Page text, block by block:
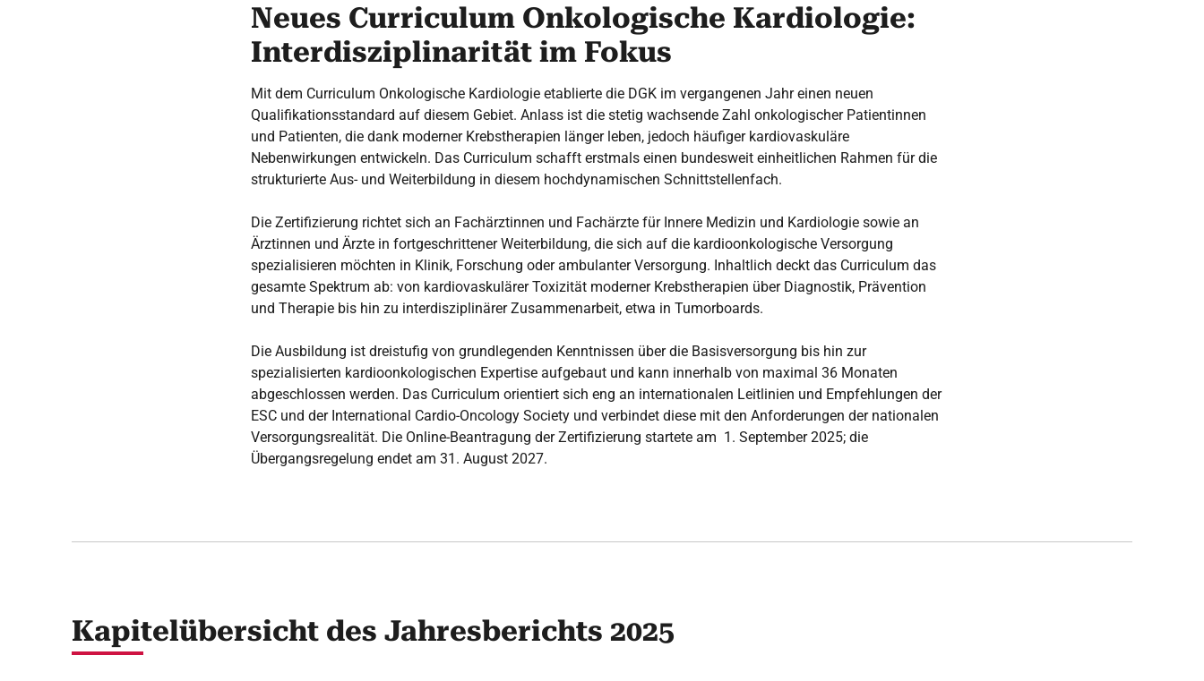
Neues Curriculum Onkologische Kardiologie:
Interdisziplinarität im Fokus
Mit dem Curriculum Onkologische Kardiologie etablierte die DGK im vergangenen Jahr einen neuen
Qualifikationsstandard auf diesem Gebiet. Anlass ist die stetig wachsende Zahl onkologischer Patientinnen
und Patienten, die dank moderner Krebstherapien länger leben, jedoch häufiger kardiovaskuläre
Nebenwirkungen entwickeln. Das Curriculum schafft erstmals einen bundesweit einheitlichen Rahmen für die
strukturierte Aus- und Weiterbildung in diesem hochdynamischen Schnittstellenfach.
Die Zertifizierung richtet sich an Fachärztinnen und Fachärzte für Innere Medizin und Kardiologie sowie an
Ärztinnen und Ärzte in fortgeschrittener Weiterbildung, die sich auf die kardioonkologische Versorgung
spezialisieren möchten in Klinik, Forschung oder ambulanter Versorgung. Inhaltlich deckt das Curriculum das
gesamte Spektrum ab: von kardiovaskulärer Toxizität moderner Krebstherapien über Diagnostik, Prävention
und Therapie bis hin zu interdisziplinärer Zusammenarbeit, etwa in Tumorboards.
Die Ausbildung ist dreistufig von grundlegenden Kenntnissen über die Basisversorgung bis hin zur
spezialisierten kardioonkologischen Expertise aufgebaut und kann innerhalb von maximal 36 Monaten
abgeschlossen werden. Das Curriculum orientiert sich eng an internationalen Leitlinien und Empfehlungen der
ESC und der International Cardio-Oncology Society und verbindet diese mit den Anforderungen der nationalen
Versorgungsrealität. Die Online-Beantragung der Zertifizierung startete am 1. September 2025; die
Übergangsregelung endet am 31. August 2027.
Kapitelübersicht des Jahresberichts 2025